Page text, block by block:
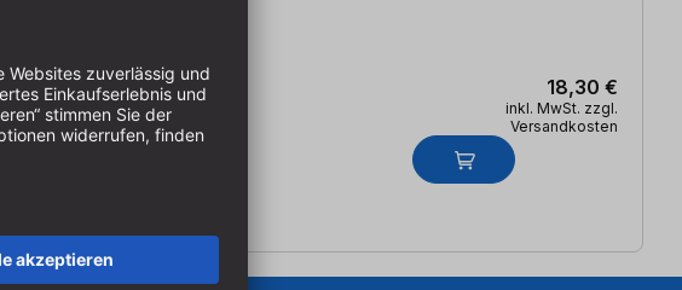
18,30 €
inkl. MwSt. zzgl.
Versandkosten